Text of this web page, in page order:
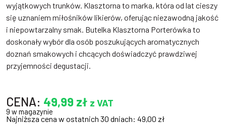
wyjątkowych trunków. Klasztorna to marka, która od lat cieszy
się uznaniem miłośników likierów, oferując niezawodną jakość
i niepowtarzalny smak. Butelka Klasztorna Porterówka to
doskonały wybór dla osób poszukujących aromatycznych
doznań smakowych i chcących doświadczyć prawdziwej
przyjemności degustacji.
CENA: 49,99 zł z VAT
9 w magazynie
Najniższa cena w ostatnich 30 dniach: 49,00 zł